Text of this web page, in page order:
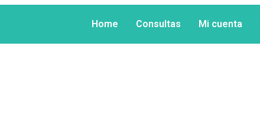
Home Consultas Mi cuenta